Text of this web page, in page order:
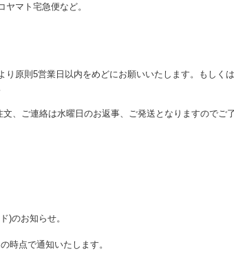
マト宅急便など。
原則5営業日以内をめどにお願いいたします。もしく
、ご連絡は水曜日のお返事、ご発送となりますのでご
)のお知らせ。
時点で通知いたします。